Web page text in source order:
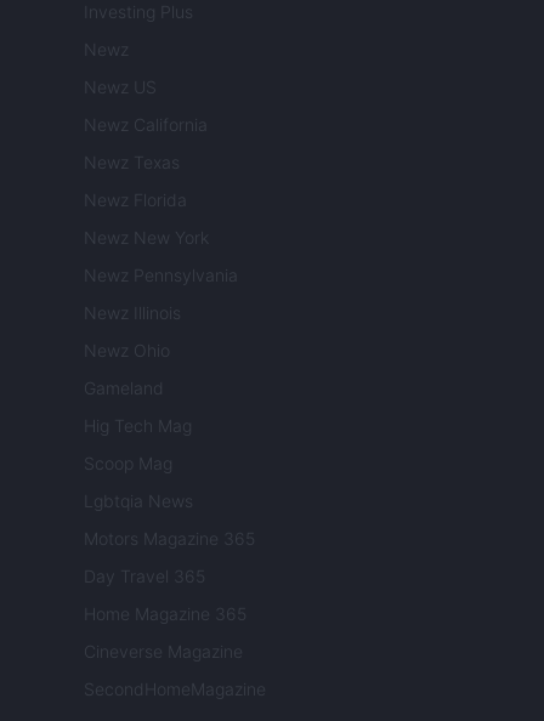
Investing Plus
Newz
Newz US
Newz California
Newz Texas
Newz Florida
Newz New York
Newz Pennsylvania
Newz Illinois
Newz Ohio
Gameland
Hig Tech Mag
Scoop Mag
Lgbtqia News
Motors Magazine 365
Day Travel 365
Home Magazine 365
Cineverse Magazine
SecondHomeMagazine